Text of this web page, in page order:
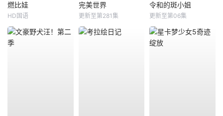
燃比娃
HD国语
完美世界
更新至第281集
令和的斑小姐
更新至第06集